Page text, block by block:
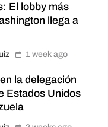
El lobby más
llega a
1 week ago
la delegación
Estados Unidos